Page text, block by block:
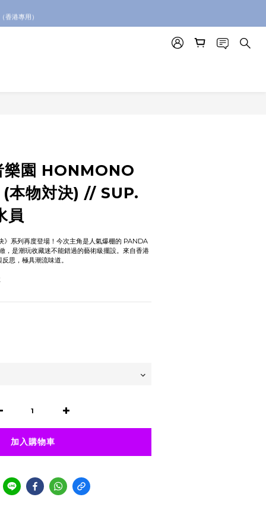
詢代購服務
港專用）
園 HONMONO
本物対決) // SUP.
員
》系列再度登場！今次主角是人氣爆棚的 PANDA
，是潮玩收藏迷不能錯過的藝術級擺設。來自香港
思，極具潮流味道。
加入購物車